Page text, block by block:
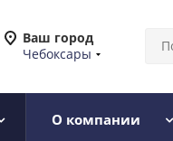
Ваш город
Чебоксары
О компании